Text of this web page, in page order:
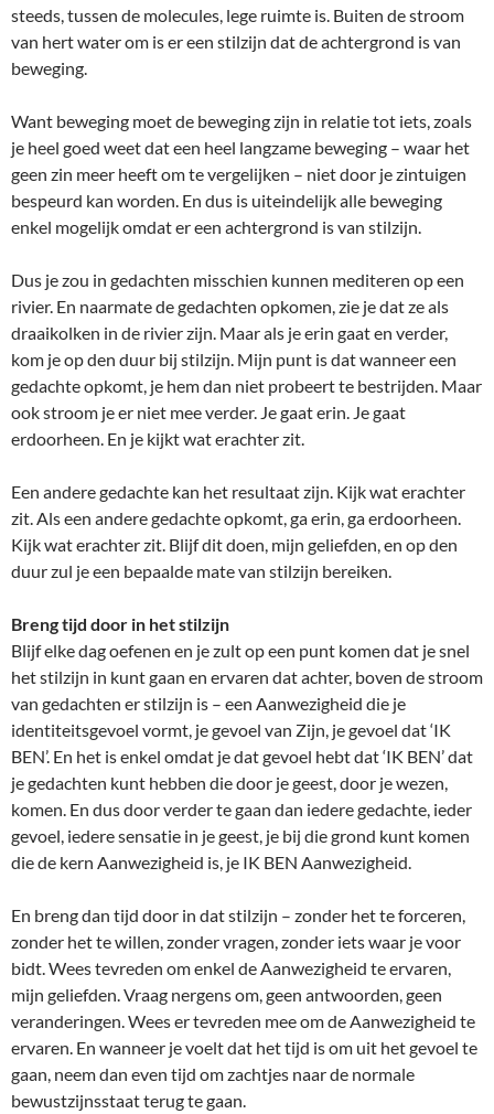
steeds, tussen de molecules, lege ruimte is. Buiten de stroom
van hert water om is er een stilzijn dat de achtergrond is van
beweging.
Want beweging moet de beweging zijn in relatie tot iets, zoals
je heel goed weet dat een heel langzame beweging – waar het
geen zin meer heeft om te vergelijken – niet door je zintuigen
bespeurd kan worden. En dus is uiteindelijk alle beweging
enkel mogelijk omdat er een achtergrond is van stilzijn.
Dus je zou in gedachten misschien kunnen mediteren op een
rivier. En naarmate de gedachten opkomen, zie je dat ze als
draaikolken in de rivier zijn. Maar als je erin gaat en verder,
kom je op den duur bij stilzijn. Mijn punt is dat wanneer een
gedachte opkomt, je hem dan niet probeert te bestrijden. Maar
ook stroom je er niet mee verder. Je gaat erin. Je gaat
erdoorheen. En je kijkt wat erachter zit.
Een andere gedachte kan het resultaat zijn. Kijk wat erachter
zit. Als een andere gedachte opkomt, ga erin, ga erdoorheen.
Kijk wat erachter zit. Blijf dit doen, mijn geliefden, en op den
duur zul je een bepaalde mate van stilzijn bereiken.
Breng tijd door in het stilzijn
Blijf elke dag oefenen en je zult op een punt komen dat je snel
het stilzijn in kunt gaan en ervaren dat achter, boven de stroom
van gedachten er stilzijn is – een Aanwezigheid die je
identiteitsgevoel vormt, je gevoel van Zijn, je gevoel dat ‘IK
BEN’. En het is enkel omdat je dat gevoel hebt dat ‘IK BEN’ dat
je gedachten kunt hebben die door je geest, door je wezen,
komen. En dus door verder te gaan dan iedere gedachte, ieder
gevoel, iedere sensatie in je geest, je bij die grond kunt komen
die de kern Aanwezigheid is, je IK BEN Aanwezigheid.
En breng dan tijd door in dat stilzijn – zonder het te forceren,
zonder het te willen, zonder vragen, zonder iets waar je voor
bidt. Wees tevreden om enkel de Aanwezigheid te ervaren,
mijn geliefden. Vraag nergens om, geen antwoorden, geen
veranderingen. Wees er tevreden mee om de Aanwezigheid te
ervaren. En wanneer je voelt dat het tijd is om uit het gevoel te
gaan, neem dan even tijd om zachtjes naar de normale
bewustzijnsstaat terug te gaan.